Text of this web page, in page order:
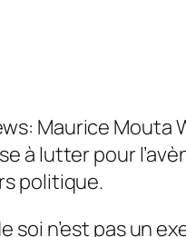
Maurice Mouta
à lutter pour
politique.
soi n’est pas un